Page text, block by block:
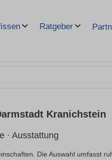
Ratgeber
Kranichstein
· Ausstattung
Die Auswahl umfasst